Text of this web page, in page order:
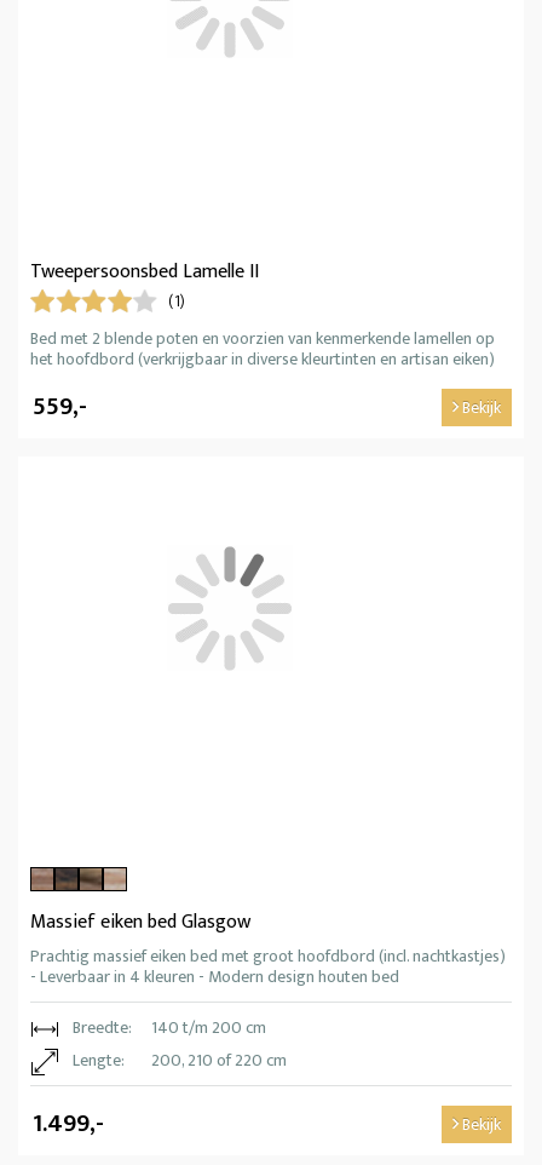
Tweepersoonsbed Lamelle II
(1)
Bed met 2 blende poten en voorzien van kenmerkende lamellen op
het hoofdbord (verkrijgbaar in diverse kleurtinten en artisan eiken)
559,- Bekijk
Massief eiken bed Glasgow
Prachtig massief eiken bed met groot hoofdbord (incl. nachtkastjes)
- Leverbaar in 4 kleuren - Modern design houten bed
Breedte:
140 t/m 200 cm
Lengte:
200, 210 of 220 cm
1.499,- Bekijk